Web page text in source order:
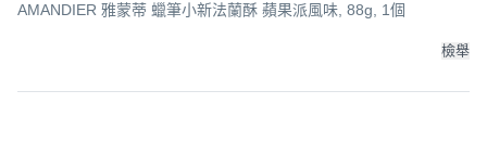
AMANDIER 雅蒙蒂 蠟筆小新法蘭酥 蘋果派風味, 88g, 1個
檢舉